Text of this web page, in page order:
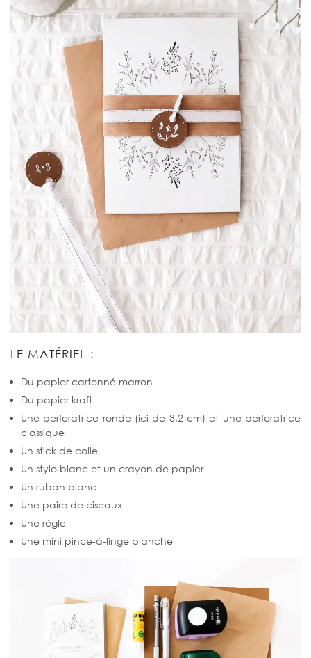
LE MATÉRIEL :
Du papier cartonné marron
Du papier kraft
Une perforatrice ronde (ici de 3,2 cm) et une perforatrice
classique
Un stick de colle
Un stylo blanc et un crayon de papier
Un ruban blanc
Une paire de ciseaux
Une règle
Une mini pince-à-linge blanche